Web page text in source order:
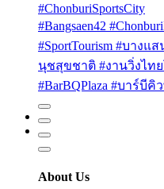
#ChonburiSportsCity
#Bangsaen42
#SportTourism #บางแ
นุชสุขชาติ #งานวิ่งไท
#BarBQPlaza #บาร์บี
About Us